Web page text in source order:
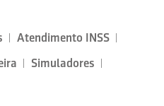
Atendimento INSS
Simuladores